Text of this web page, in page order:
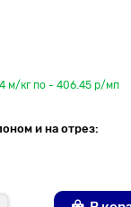
м/кг по - 406.45 р/мп
и на отрез: